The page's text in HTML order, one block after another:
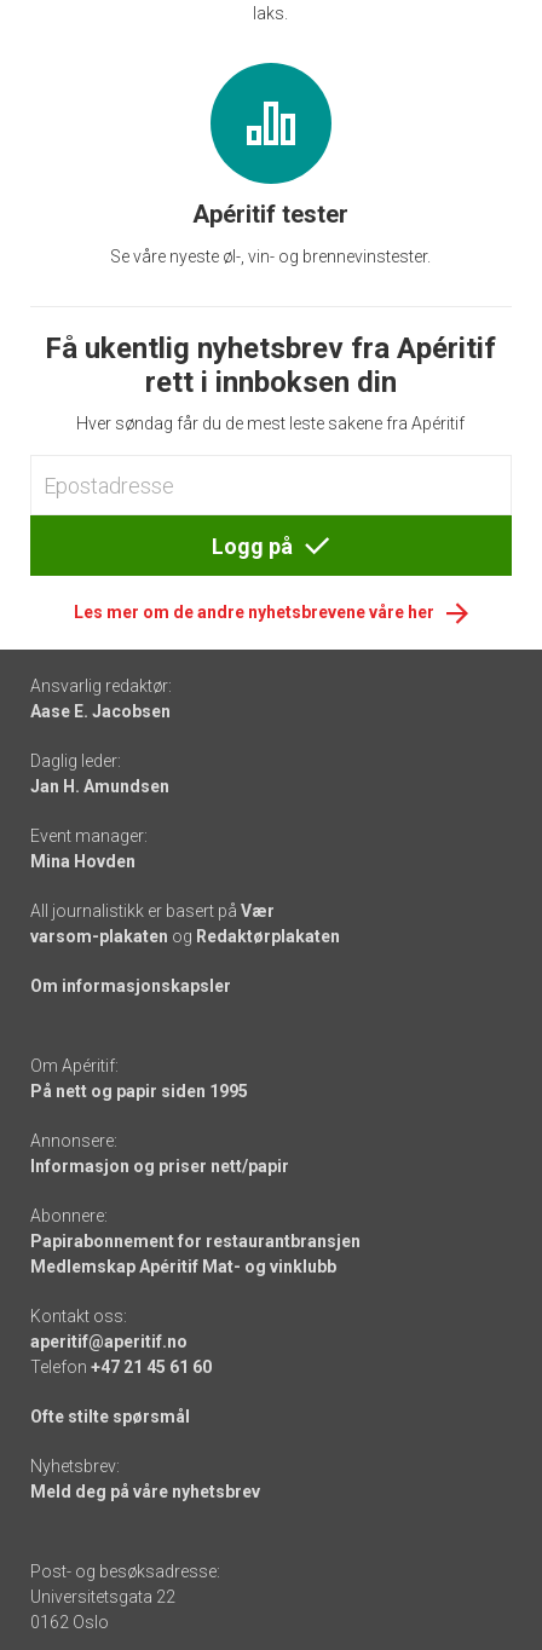
laks.
Apéritif tester
Se våre nyeste øl-, vin- og brennevinstester.
Få ukentlig nyhetsbrev fra Apéritif
rett i innboksen din
Hver søndag får du de mest leste sakene fra Apéritif
Logg på
Les mer om de andre nyhetsbrevene våre her
Footer
-
links
Ansvarlig redaktør:
Aase E. Jacobsen
Daglig leder:
Jan H. Amundsen
Event manager:
Mina Hovden
All journalistikk er basert på Vær
varsom-plakaten og Redaktørplakaten
Om informasjonskapsler
Om Apéritif:
På nett og papir siden 1995
Annonsere:
Informasjon og priser nett/papir
Abonnere:
Papirabonnement for restaurantbransjen
Medlemskap Apéritif Mat- og vinklubb
Kontakt oss:
aperitif@aperitif.no
Telefon +47 21 45 61 60
Ofte stilte spørsmål
Nyhetsbrev:
Meld deg på våre nyhetsbrev
Post- og besøksadresse:
Universitetsgata 22
0162 Oslo